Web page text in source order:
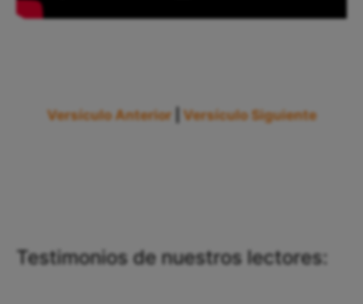
Versículo Anterior Versículo Siguiente
Testimonios de nuestros lectores: